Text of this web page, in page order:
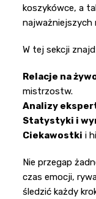
koszykówce, a
najważniejszych
W tej sekcji
Relacje na
mistrzostw.
Analizy
Statystyki i
Ciekawostki i
Nie przegap
czas emocji,
śledzić każdy